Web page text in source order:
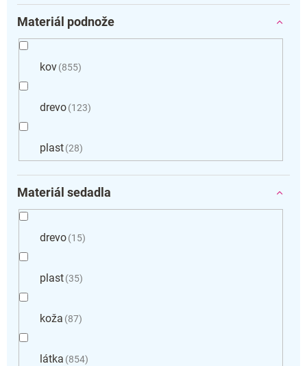
Materiál podnože
kov 855
drevo 123
plast 28
Materiál sedadla
drevo 15
plast 35
koža 87
látka 854